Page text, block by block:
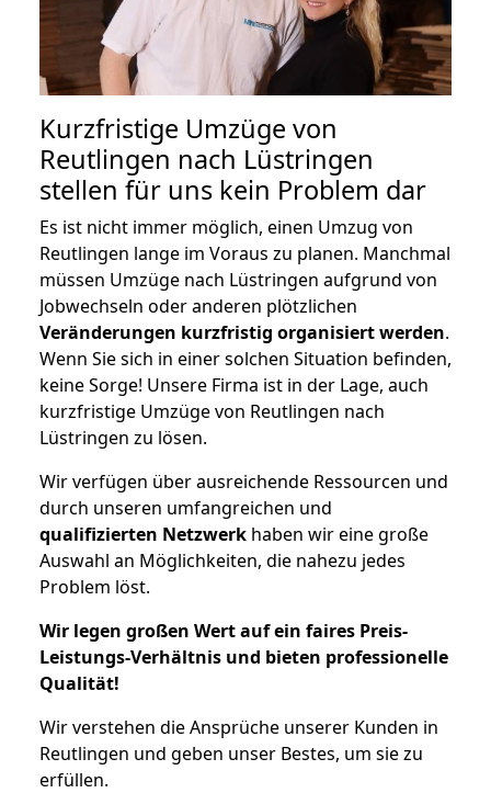
Kurzfristige Umzüge von
Reutlingen nach Lüstringen
stellen für uns kein Problem dar
Es ist nicht immer möglich, einen Umzug von
Reutlingen lange im Voraus zu planen. Manchmal
müssen Umzüge nach Lüstringen aufgrund von
Jobwechseln oder anderen plötzlichen
Veränderungen kurzfristig organisiert werden.
Wenn Sie sich in einer solchen Situation befinden,
keine Sorge! Unsere Firma ist in der Lage, auch
kurzfristige Umzüge von Reutlingen nach
Lüstringen zu lösen.
Wir verfügen über ausreichende Ressourcen und
durch unseren umfangreichen und
qualifizierten Netzwerk haben wir eine große
Auswahl an Möglichkeiten, die nahezu jedes
Problem löst.
Wir legen großen Wert auf ein faires Preis-
Leistungs-Verhältnis und bieten professionelle
Qualität!
Wir verstehen die Ansprüche unserer Kunden in
Reutlingen und geben unser Bestes, um sie zu
erfüllen.